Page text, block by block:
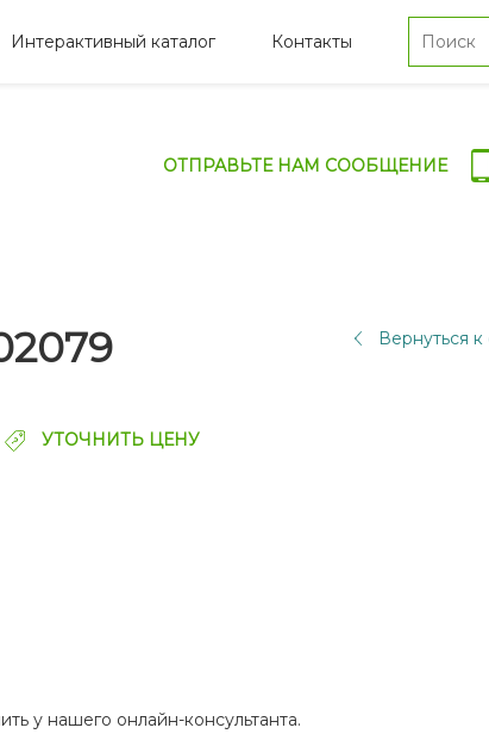
Интерактивный каталог Контакты
ОТПРАВЬТЕ НАМ СООБЩЕНИЕ
Вернуться
УТОЧНИТЬ ЦЕНУ
у нашего онлайн-консультанта.